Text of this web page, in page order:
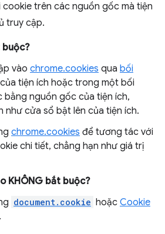
trên các nguồn gốc mà tiện
truy cập.
vào chrome.cookies qua bối
của tiện ích hoặc trong một bối
bằng nguồn gốc của tiện ích,
như cửa sổ bật lên của tiện ích.
chrome.cookies để tương tác với
chi tiết, chẳng hạn như giá trị
KHÔNG bắt buộc?
document.cookie hoặc Cookie
.